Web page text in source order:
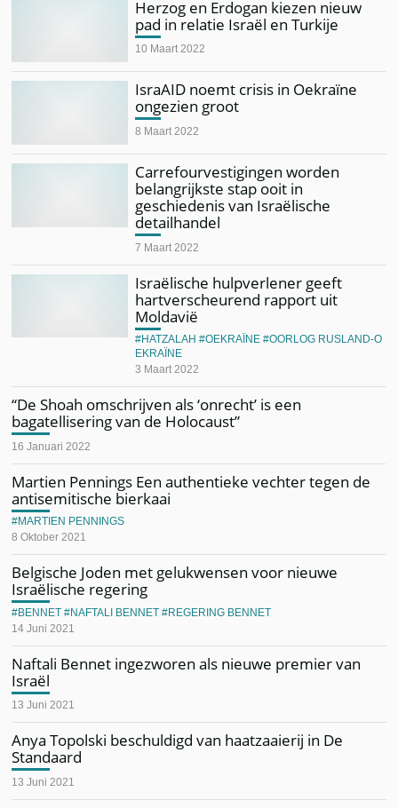
Herzog en Erdogan kiezen nieuw
pad in relatie Israël en Turkije
10 Maart 2022
IsraAID noemt crisis in Oekraïne
ongezien groot
8 Maart 2022
Carrefourvestigingen worden
belangrijkste stap ooit in
geschiedenis van Israëlische
detailhandel
7 Maart 2022
Israëlische hulpverlener geeft
hartverscheurend rapport uit
Moldavië
3 Maart 2022
HATZALAH OEKRAÏNE
OORLOG RUSLAND-O
EKRAÏNE
“De Shoah omschrijven als ‘onrecht’ is een
bagatellisering van de Holocaust”
16 Januari 2022
Martien Pennings Een authentieke vechter tegen de
antisemitische bierkaai
8 Oktober 2021
MARTIEN PENNINGS
Belgische Joden met gelukwensen voor nieuwe
Israëlische regering
14 Juni 2021
BENNET NAFTALI BENNET REGERING BENNET
Naftali Bennet ingezworen als nieuwe premier van
Israël
13 Juni 2021
Anya Topolski beschuldigd van haatzaaierij in De
Standaard
13 Juni 2021